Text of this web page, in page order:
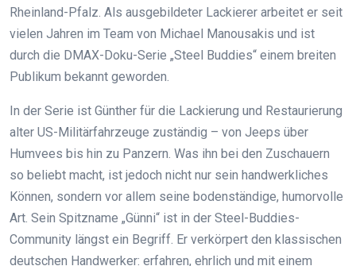
Rheinland-Pfalz. Als ausgebildeter Lackierer arbeitet er seit
vielen Jahren im Team von Michael Manousakis und ist
durch die DMAX-Doku-Serie „Steel Buddies“ einem breiten
Publikum bekannt geworden.
In der Serie ist Günther für die Lackierung und Restaurierung
alter US-Militärfahrzeuge zuständig – von Jeeps über
Humvees bis hin zu Panzern. Was ihn bei den Zuschauern
so beliebt macht, ist jedoch nicht nur sein handwerkliches
Können, sondern vor allem seine bodenständige, humorvolle
Art. Sein Spitzname „Günni“ ist in der Steel-Buddies-
Community längst ein Begriff. Er verkörpert den klassischen
deutschen Handwerker: erfahren, ehrlich und mit einem